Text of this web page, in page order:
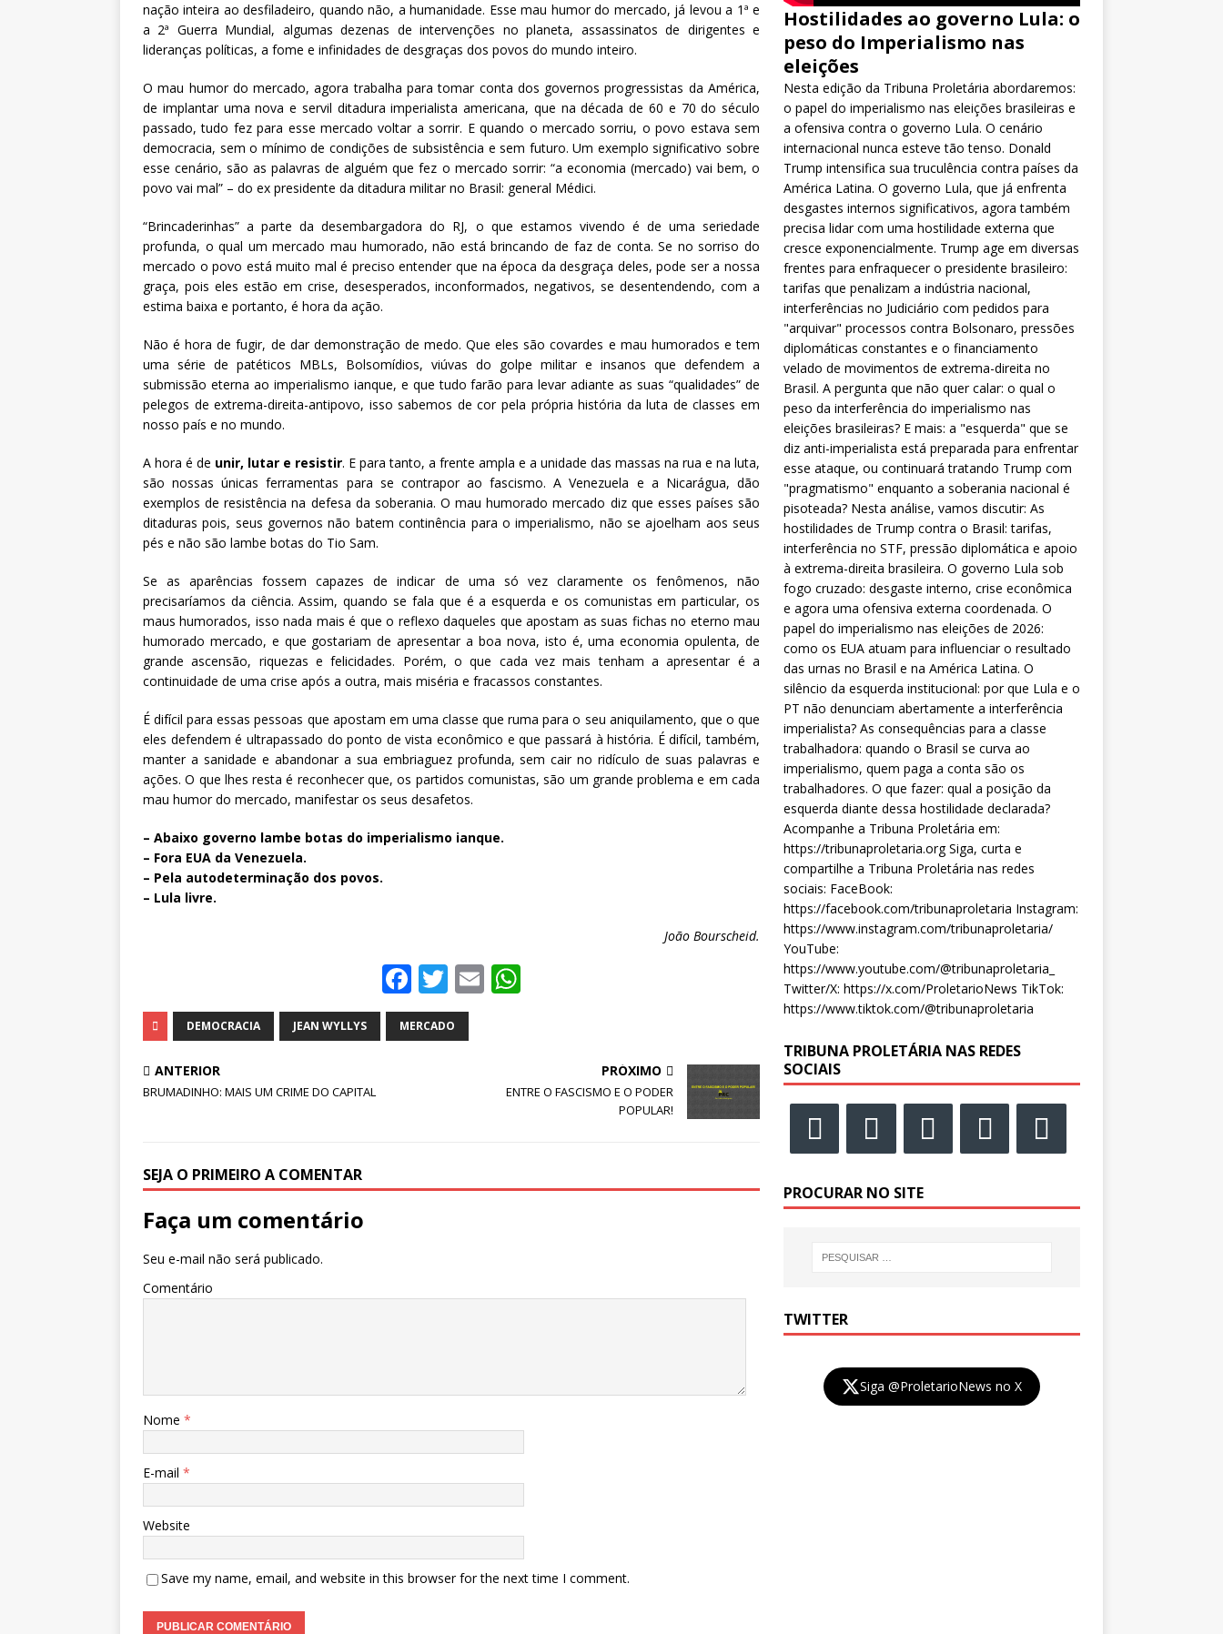
nação inteira ao desfiladeiro, quando não, a humanidade. Esse mau humor do mercado, já levou a 1ª e
a 2ª Guerra Mundial, algumas dezenas de intervenções no planeta, assassinatos de dirigentes e
lideranças políticas, a fome e infinidades de desgraças dos povos do mundo inteiro.
O mau humor do mercado, agora trabalha para tomar conta dos governos progressistas da América,
de implantar uma nova e servil ditadura imperialista americana, que na década de 60 e 70 do século
passado, tudo fez para esse mercado voltar a sorrir. E quando o mercado sorriu, o povo estava sem
democracia, sem o mínimo de condições de subsistência e sem futuro. Um exemplo significativo sobre
esse cenário, são as palavras de alguém que fez o mercado sorrir: “a economia (mercado) vai bem, o
povo vai mal” – do ex presidente da ditadura militar no Brasil: general Médici.
“Brincaderinhas” a parte da desembargadora do RJ, o que estamos vivendo é de uma seriedade
profunda, o qual um mercado mau humorado, não está brincando de faz de conta. Se no sorriso do
mercado o povo está muito mal é preciso entender que na época da desgraça deles, pode ser a nossa
graça, pois eles estão em crise, desesperados, inconformados, negativos, se desentendendo, com a
estima baixa e portanto, é hora da ação.
Não é hora de fugir, de dar demonstração de medo. Que eles são covardes e mau humorados e tem
uma série de patéticos MBLs, Bolsomídios, viúvas do golpe militar e insanos que defendem a
submissão eterna ao imperialismo ianque, e que tudo farão para levar adiante as suas “qualidades” de
pelegos de extrema-direita-antipovo, isso sabemos de cor pela própria história da luta de classes em
nosso país e no mundo.
A hora é de unir, lutar e resistir. E para tanto, a frente ampla e a unidade das massas na rua e na luta,
são nossas únicas ferramentas para se contrapor ao fascismo. A Venezuela e a Nicarágua, dão
exemplos de resistência na defesa da soberania. O mau humorado mercado diz que esses países são
ditaduras pois, seus governos não batem continência para o imperialismo, não se ajoelham aos seus
pés e não são lambe botas do Tio Sam.
Se as aparências fossem capazes de indicar de uma só vez claramente os fenômenos, não
precisaríamos da ciência. Assim, quando se fala que é a esquerda e os comunistas em particular, os
maus humorados, isso nada mais é que o reflexo daqueles que apostam as suas fichas no eterno mau
humorado mercado, e que gostariam de apresentar a boa nova, isto é, uma economia opulenta, de
grande ascensão, riquezas e felicidades. Porém, o que cada vez mais tenham a apresentar é a
continuidade de uma crise após a outra, mais miséria e fracassos constantes.
É difícil para essas pessoas que apostam em uma classe que ruma para o seu aniquilamento, que o que
eles defendem é ultrapassado do ponto de vista econômico e que passará à história. É difícil, também,
manter a sanidade e abandonar a sua embriaguez profunda, sem cair no ridículo de suas palavras e
ações. O que lhes resta é reconhecer que, os partidos comunistas, são um grande problema e em cada
mau humor do mercado, manifestar os seus desafetos.
– Abaixo governo lambe botas do imperialismo ianque.
– Fora EUA da Venezuela.
– Pela autodeterminação dos povos.
– Lula livre.
João Bourscheid.
F
a
c
k
T
w
it
E
A
DEMOCRACIA JEAN WYLLYS MERCADO
ANTERIOR
BRUMADINHO: MAIS UM CRIME DO CAPITAL
PRÓXIMO
ENTRE O FASCISMO E O PODER
POPULAR!
SEJA O PRIMEIRO A COMENTAR
Faça um comentário
Seu e-mail não será publicado.
Comentário
Nome *
E-mail *
Website
Save my name, email, and website in this browser for the next time I comment.
Hostilidades ao governo Lula: o
peso do Imperialismo nas
eleições
Nesta edição da Tribuna Proletária abordaremos:
o papel do imperialismo nas eleições brasileiras e
a ofensiva contra o governo Lula. O cenário
internacional nunca esteve tão tenso. Donald
Trump intensifica sua truculência contra países da
América Latina. O governo Lula, que já enfrenta
desgastes internos significativos, agora também
precisa lidar com uma hostilidade externa que
cresce exponencialmente. Trump age em diversas
frentes para enfraquecer o presidente brasileiro:
tarifas que penalizam a indústria nacional,
interferências no Judiciário com pedidos para
"arquivar" processos contra Bolsonaro, pressões
diplomáticas constantes e o financiamento
velado de movimentos de extrema-direita no
Brasil. A pergunta que não quer calar: o qual o
peso da interferência do imperialismo nas
eleições brasileiras? E mais: a "esquerda" que se
diz anti-imperialista está preparada para enfrentar
esse ataque, ou continuará tratando Trump com
"pragmatismo" enquanto a soberania nacional é
pisoteada? Nesta análise, vamos discutir: As
hostilidades de Trump contra o Brasil: tarifas,
interferência no STF, pressão diplomática e apoio
à extrema-direita brasileira. O governo Lula sob
fogo cruzado: desgaste interno, crise econômica
e agora uma ofensiva externa coordenada. O
papel do imperialismo nas eleições de 2026:
como os EUA atuam para influenciar o resultado
das urnas no Brasil e na América Latina. O
silêncio da esquerda institucional: por que Lula e o
PT não denunciam abertamente a interferência
imperialista? As consequências para a classe
trabalhadora: quando o Brasil se curva ao
imperialismo, quem paga a conta são os
trabalhadores. O que fazer: qual a posição da
esquerda diante dessa hostilidade declarada?
Acompanhe a Tribuna Proletária em:
https://tribunaproletaria.org Siga, curta e
compartilhe a Tribuna Proletária nas redes
sociais: FaceBook:
https://facebook.com/tribunaproletaria Instagram:
https://www.instagram.com/tribunaproletaria/
YouTube:
https://www.youtube.com/@tribunaproletaria_
Twitter/X: https://x.com/ProletarioNews TikTok:
https://www.tiktok.com/@tribunaproletaria
TRIBUNA PROLETÁRIA NAS REDES
SOCIAIS
PROCURAR NO SITE
TWITTER
Siga @ProletarioNews no X